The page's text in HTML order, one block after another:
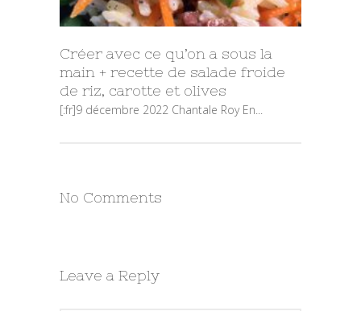
Créer avec ce qu’on a sous la
main + recette de salade froide
de riz, carotte et olives
[:fr]9 décembre 2022 Chantale Roy En...
No Comments
Leave a Reply